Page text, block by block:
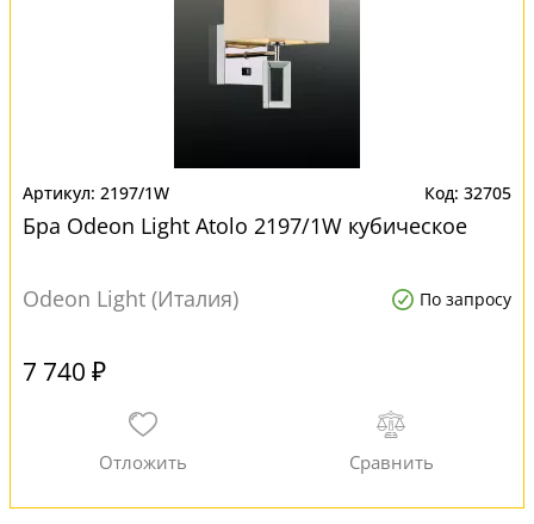
2197/1W 32705
Бра Odeon Light Atolo 2197/1W кубическое
Odeon Light (Италия) По запросу
7 740 ₽